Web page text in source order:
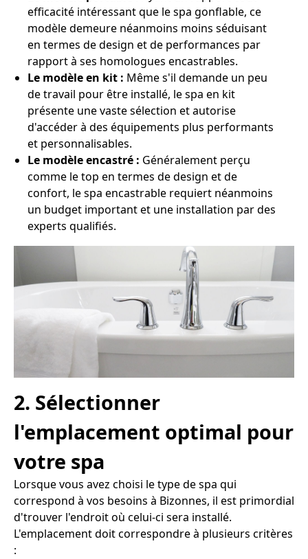
efficacité intéressant que le spa gonflable, ce
modèle demeure néanmoins moins séduisant
en termes de design et de performances par
rapport à ses homologues encastrables.
Le modèle en kit : Même s'il demande un peu
de travail pour être installé, le spa en kit
présente une vaste sélection et autorise
d'accéder à des équipements plus performants
et personnalisables.
Le modèle encastré : Généralement perçu
comme le top en termes de design et de
confort, le spa encastrable requiert néanmoins
un budget important et une installation par des
experts qualifiés.
2. Sélectionner
l'emplacement optimal pour
votre spa
Lorsque vous avez choisi le type de spa qui
correspond à vos besoins à Bizonnes, il est primordial
d'trouver l'endroit où celui-ci sera installé.
L'emplacement doit correspondre à plusieurs critères
: